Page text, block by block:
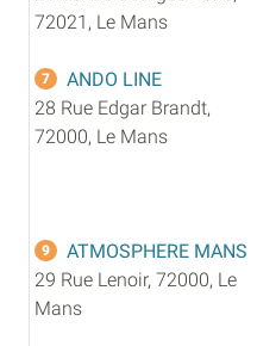
72021, Le Mans
7
ANDO LINE
28 Rue Edgar Brandt,
72000, Le Mans
9
ATMOSPHERE MANS
29 Rue Lenoir, 72000, Le
Mans